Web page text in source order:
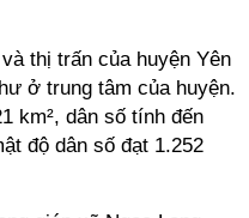
thị trấn của huyện Yên
ở trung tâm của huyện.
km², dân số tính đến
độ dân số đạt 1.252